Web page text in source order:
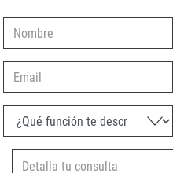
Nombre
Email
¿Qué función te describe mejor?